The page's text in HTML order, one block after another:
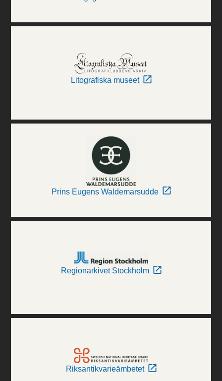
Litografiska museet
Prins Eugens Waldemarsudde
Regionarkivet Stockholm
Riksantikvarieämbetet